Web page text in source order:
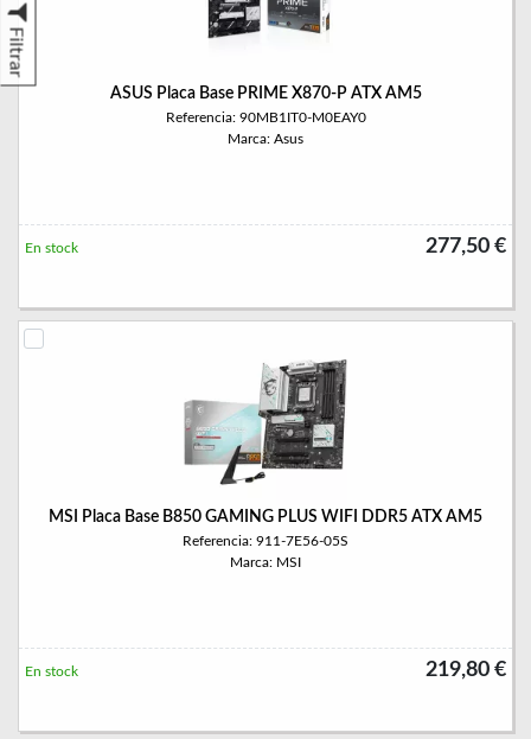
Filtrar
ASUS Placa Base PRIME X870-P ATX AM5
Referencia: 90MB1IT0-M0EAY0
Marca: Asus
277,50 €
En stock
MSI Placa Base B850 GAMING PLUS WIFI DDR5 ATX AM5
Referencia: 911-7E56-05S
Marca: MSI
219,80 €
En stock